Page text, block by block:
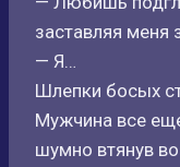
заставляя меня
— Я…
Шлепки босых
Мужчина все
шумно втянув